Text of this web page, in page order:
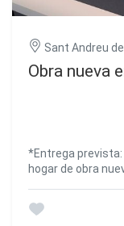
Sant Andreu
Obra nueva
*Entrega prevista: principios
hogar de obra
amplias terrazas a nivel. Zonas comunes